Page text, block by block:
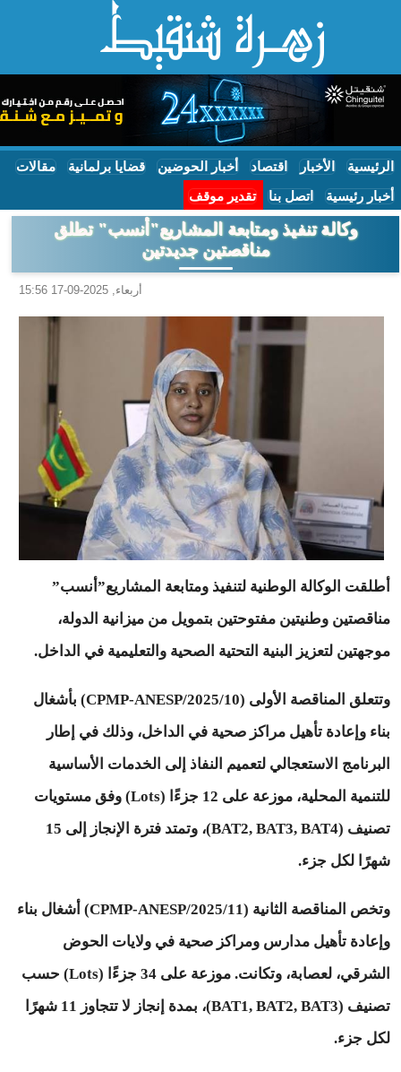
الرئيسية الأخبار اقتصاد أخبار الحوضين قضايا برلمانية مقالات
أخبار رئيسية اتصل بنا تقدير موقف
وكالة تنفيذ ومتابعة المشاريع"أنسب" تطلق
مناقصتين جديدتين
أربعاء, 2025-09-17 15:56
أطلقت الوكالة الوطنية لتنفيذ ومتابعة المشاريع”أنسب”
مناقصتين وطنيتين مفتوحتين بتمويل من ميزانية الدولة،
موجهتين لتعزيز البنية التحتية الصحية والتعليمية في الداخل.
وتتعلق المناقصة الأولى (10/CPMP-ANESP/2025) بأشغال
بناء وإعادة تأهيل مراكز صحية في الداخل، وذلك في إطار
البرنامج الاستعجالي لتعميم النفاذ إلى الخدمات الأساسية
للتنمية المحلية، موزعة على 12 جزءًا (Lots) وفق مستويات
تصنيف (BAT2, BAT3, BAT4)، وتمتد فترة الإنجاز إلى 15
شهرًا لكل جزء.
وتخص المناقصة الثانية (11/CPMP-ANESP/2025) أشغال بناء
وإعادة تأهيل مدارس ومراكز صحية في ولايات الحوض
الشرقي، لعصابة، وتكانت. موزعة على 34 جزءًا (Lots) حسب
تصنيف (BAT1, BAT2, BAT3)، بمدة إنجاز لا تتجاوز 11 شهرًا
لكل جزء.